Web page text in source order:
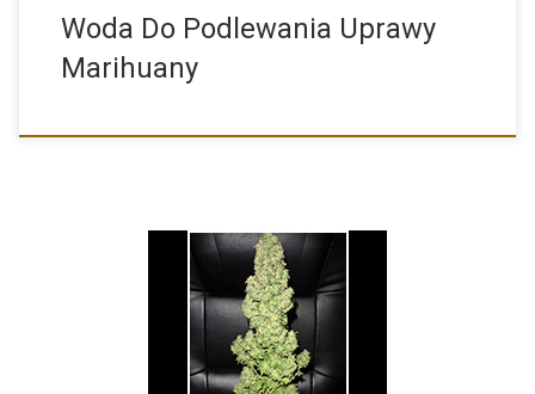
Woda Do Podlewania Uprawy
Marihuany